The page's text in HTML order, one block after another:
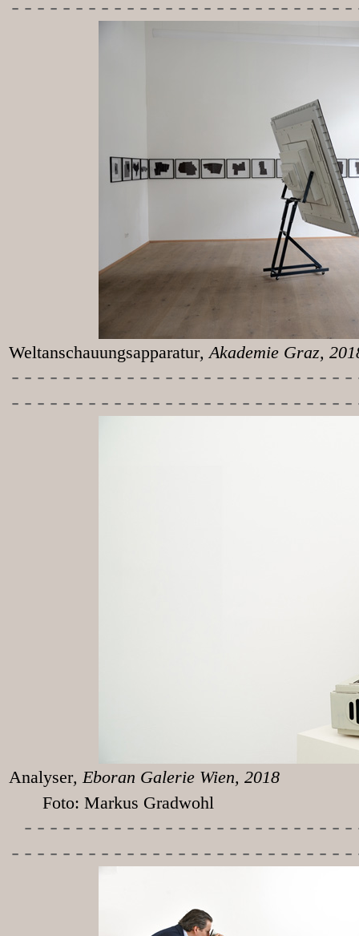
Weltanschauungsapparatur, Akademie Graz,
-----------
Analyser,
Foto: Markus Gradwohl
-----------